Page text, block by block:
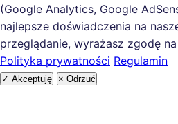
(Google Analytics, Google
najlepsze doświadczenia na
przeglądanie, wyrażasz zgodę
Polityka prywatności Regulamin
✓ Akceptuję × Odrzuć